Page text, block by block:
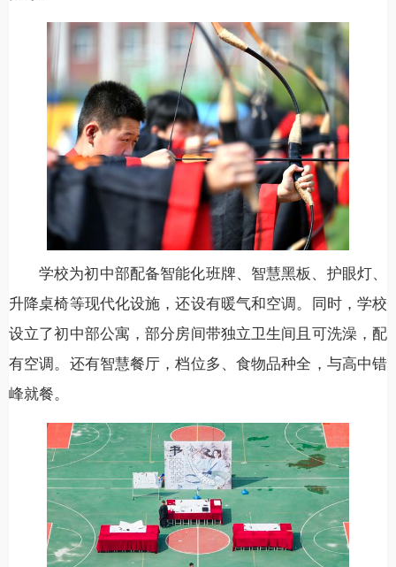
学校为初中部配备智能化班牌、智慧黑板、护眼灯、
升降桌椅等现代化设施，还设有暖气和空调。同时，学校
设立了初中部公寓，部分房间带独立卫生间且可洗澡，配
有空调。还有智慧餐厅，档位多、食物品种全，与高中错
峰就餐。